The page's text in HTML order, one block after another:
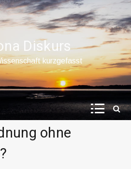
Diskurs
kurzgefasst
ohne